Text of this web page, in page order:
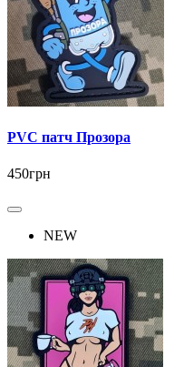
PVC патч Прозора
450грн
NEW